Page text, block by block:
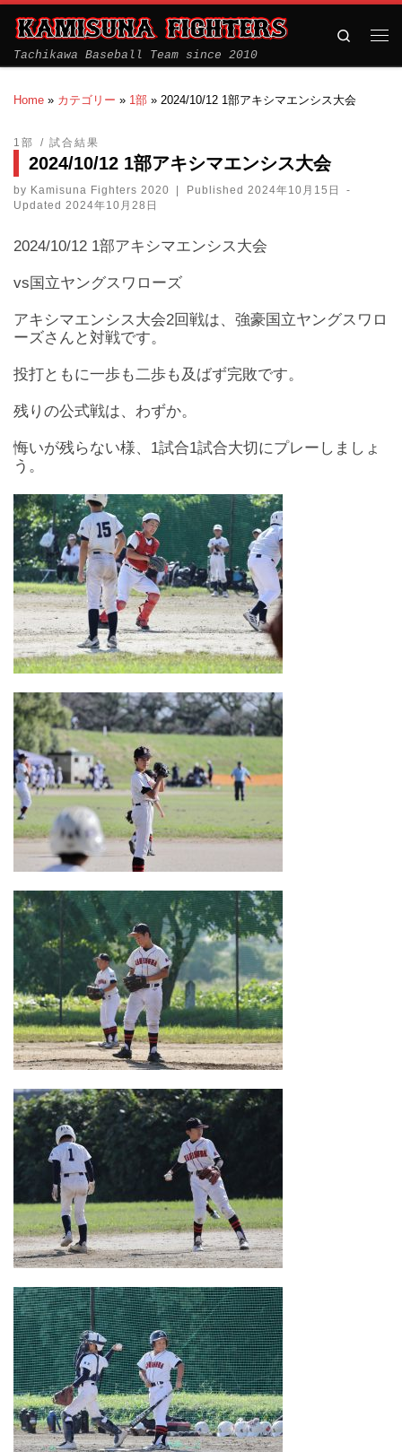
Tachikawa Baseball Team since 2010
Search
Home » カテゴリー » 1部 » 2024/10/12 1部アキシマエンシス大会
1部 試合結果
2024/10/12 1部アキシマエンシス大会
by Kamisuna Fighters 2020 Published 2024年10月15日
-
Updated 2024年10月28日
2024/10/12 1部アキシマエンシス大会
vs国立ヤングスワローズ
アキシマエンシス大会2回戦は、強豪国立ヤングスワロ
ーズさんと対戦です。
投打ともに一歩も二歩も及ばず完敗です。
残りの公式戦は、わずか。
悔いが残らない様、1試合1試合大切にプレーしましょ
う。